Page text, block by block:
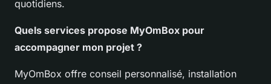
quotidiens.
Quels services propose MyOmBox pour
accompagner mon projet ?
MyOmBox offre conseil personnalisé, installation